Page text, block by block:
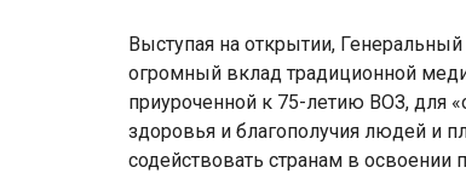
Выступая на открытии,
огромный вклад традиционной
приуроченной к 75-летию ВОЗ, для
здоровья и благополучия людей и
содействовать странам в